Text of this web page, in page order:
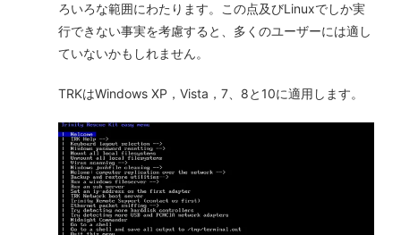
ろいろな範囲にわたります。この点及びLinuxでしか実
行できない事実を考慮すると、多くのユーザーには適し
ていないかもしれません。
TRKはWindows XP，Vista，7、8と10に適用します。